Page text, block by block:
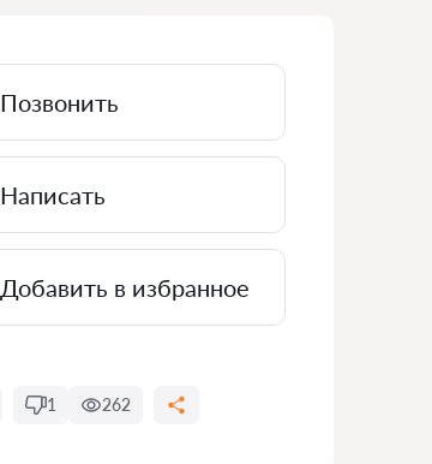
Позвонить
Написать
Добавить в избранное
1 262